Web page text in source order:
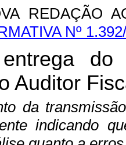
REDAÇÃO
Nº
do
Auditor
da
indicando